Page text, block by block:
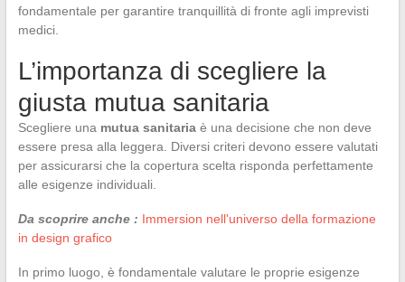
fondamentale per garantire tranquillità di fronte agli imprevisti
medici.
L’importanza di scegliere la
giusta mutua sanitaria
Scegliere una mutua sanitariaè una decisione che non deve
essere presa alla leggera. Diversi criteri devono essere valutati
per assicurarsi che la copertura scelta risponda perfettamente
alle esigenze individuali.
Da scoprire anche : Immersion nell'universo della formazione
in design grafico
In primo luogo, è fondamentale valutare le proprie esigenze